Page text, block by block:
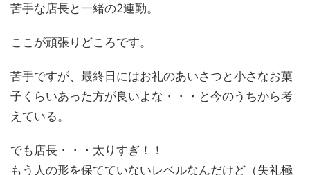
苦手な店長と一緒の2連勤。
ここが頑張りどころです。
苦手ですが、最終日にはお礼のあいさつと小さなお菓
子くらいあった方が良いよな・・・と今のうちから考
えている。
でも店長・・・太りすぎ！！
もう人の形を保てていないレベルなんだけど（失礼極